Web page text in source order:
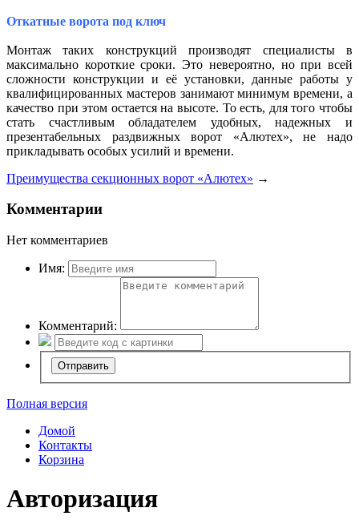
Откатные ворота под ключ
Монтаж таких конструкций производят специалисты в
максимально короткие сроки. Это невероятно, но при всей
сложности конструкции и её установки, данные работы у
квалифицированных мастеров занимают минимум времени, а
качество при этом остается на высоте. То есть, для того чтобы
стать счастливым обладателем удобных, надежных и
презентабельных раздвижных ворот «Алютех», не надо
прикладывать особых усилий и времени.
Преимущества секционных ворот «Алютех» →
Комментарии
Нет комментариев
Имя:
Комментарий:
Полная версия
Домой
Контакты
Корзина
Авторизация